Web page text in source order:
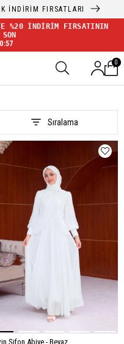
BAŞLADI!
%20 İNDİRİM FIRSATININ
0
Sıralama
Şifon Abiye - Beyaz